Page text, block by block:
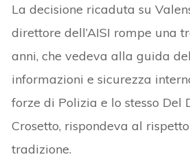
La decisione ricaduta su
direttore dell’AISI rompe una
anni, che vedeva alla guida
informazioni e sicurezza
forze di Polizia e lo stesso Del
Crosetto, rispondeva al
tradizione.